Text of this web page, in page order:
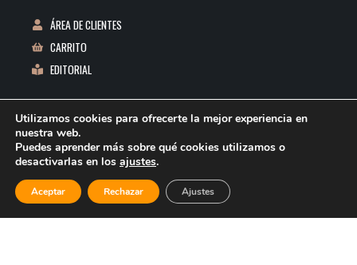
ÁREA DE CLIENTES
CARRITO
EDITORIAL
C/ REPUBLICA BOLIVIA, 1 3ºB 06011 BADAJOZ
INFO@REEDITORES.COM
644 53 77 91
Utilizamos cookies para ofrecerte la mejor experiencia en
nuestra web.
Puedes aprender más sobre qué cookies utilizamos o
desactivarlas en los ajustes.
Aceptar Rechazar Ajustes
-
ARIGATO
1
+ AÑADIR AL CARRITO